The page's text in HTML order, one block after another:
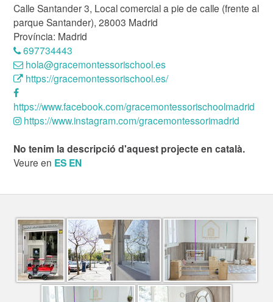
Calle Santander 3, Local comercial a pie de calle (frente al
parque Santander), 28003 Madrid
Província: Madrid
697734443
hola@gracemontessorischool.es
https://gracemontessorischool.es/
https://www.facebook.com/gracemontessorischoolmadrid
https://www.instagram.com/gracemontessorimadrid
No tenim la descripció d'aquest projecte en català.
Veure en ES EN